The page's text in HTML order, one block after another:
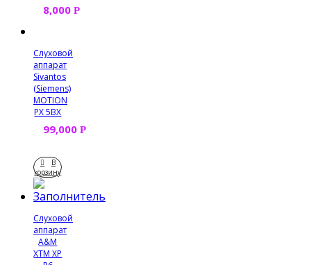
8,000 Р
Слуховой
аппарат
Sivantos
(Siemens)
MOTION
PX 5BX
99,000 Р
В
корзину
Слуховой
аппарат
A&M
XTM XP